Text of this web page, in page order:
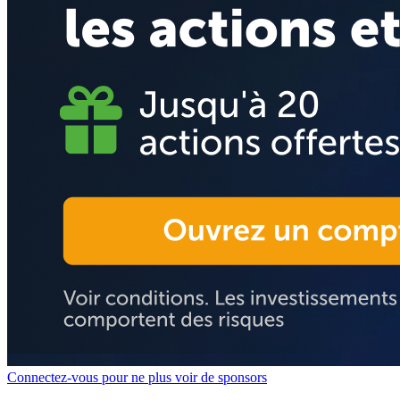
Connectez-vous pour ne plus voir de sponsors